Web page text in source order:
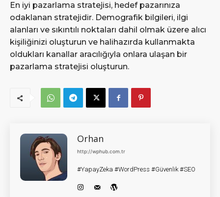
En iyi pazarlama stratejisi, hedef pazarınıza
odaklanan stratejidir. Demografik bilgileri, ilgi
alanları ve sıkıntılı noktaları dahil olmak üzere alıcı
kişiliğinizi oluşturun ve halihazırda kullanmakta
oldukları kanallar aracılığıyla onlara ulaşan bir
pazarlama stratejisi oluşturun.
Orhan
http://wphub.com.tr
#YapayZeka #WordPress #Güvenlik #SEO